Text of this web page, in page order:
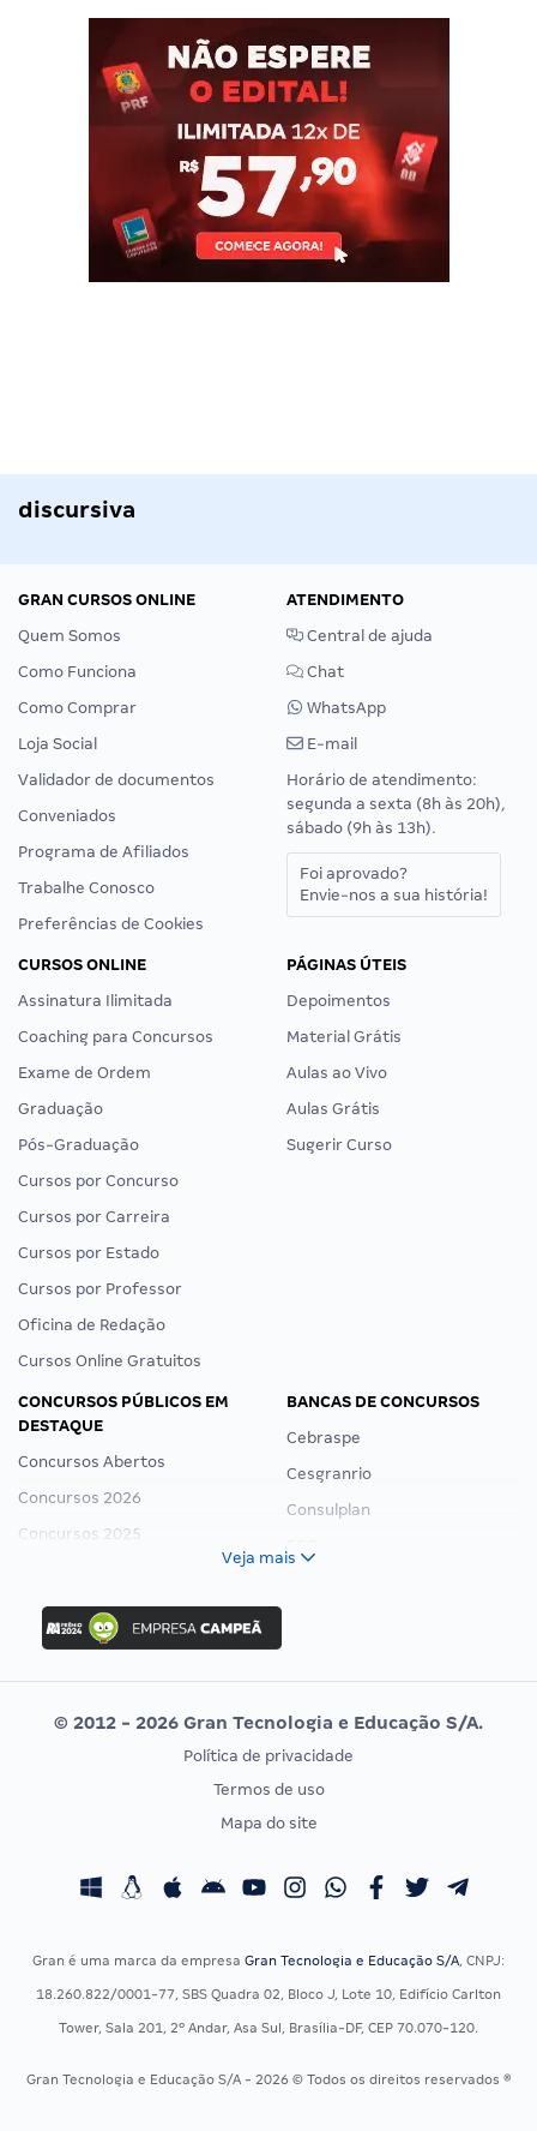
discursiva
GRAN CURSOS ONLINE
Quem Somos
Como Funciona
Como Comprar
Loja Social
Validador de documentos
Conveniados
Programa de Afiliados
Trabalhe Conosco
Preferências de Cookies
ATENDIMENTO
Central de ajuda
Chat
WhatsApp
E-mail
Horário de atendimento:
segunda a sexta (8h às 20h),
sábado (9h às 13h).
Foi aprovado?
Envie-nos a sua história!
CURSOS ONLINE
Assinatura Ilimitada
Coaching para Concursos
Exame de Ordem
Graduação
Pós-Graduação
Cursos por Concurso
Cursos por Carreira
Cursos por Estado
Cursos por Professor
Oficina de Redação
Cursos Online Gratuitos
PÁGINAS ÚTEIS
Depoimentos
Material Grátis
Aulas ao Vivo
Aulas Grátis
Sugerir Curso
CONCURSOS PÚBLICOS EM
DESTAQUE
Concursos Abertos
Concursos 2026
Concursos 2025
Concurso Ibama
Concurso MPU
Editais publicados
BANCAS DE CONCURSOS
Cebraspe
Cesgranrio
Consulplan
Vunesp
CONCURSOS POR PROFISSÃO
Concursos Fiscais
Residência Multiprofissional
EXAME DE ORDEM
Calendário OAB
Veja mais
© 2012 - 2026 Gran Tecnologia e Educação S/A.
Política de privacidade
Termos de uso
Mapa do site
Gran é uma marca da empresa Gran Tecnologia e Educação S/A, CNPJ:
18.260.822/0001-77, SBS Quadra 02, Bloco J, Lote 10, Edifício Carlton
Tower, Sala 201, 2º Andar, Asa Sul, Brasília-DF, CEP 70.070-120.
Gran Tecnologia e Educação S/A - 2026 © Todos os direitos reservados ®